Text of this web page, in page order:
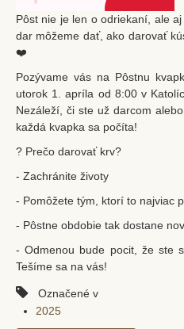
Pôst nie je len o odriekaní, ale
dar môžeme dať, ako darovať
❤️
Pozývame vás na Pôstnu
utorok 1. apríla od 8:00 v
Nezáleží, či ste už darcom
každá kvapka sa počíta!
? Prečo darovať krv?
- Zachránite životy
- Pomôžete tým, ktorí to najviac
- Pôstne obdobie tak dostane
- Odmenou bude pocit, že ste
Tešíme sa na vás!
Označené v
2025